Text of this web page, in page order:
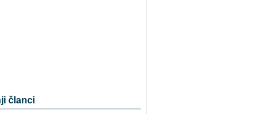
članci